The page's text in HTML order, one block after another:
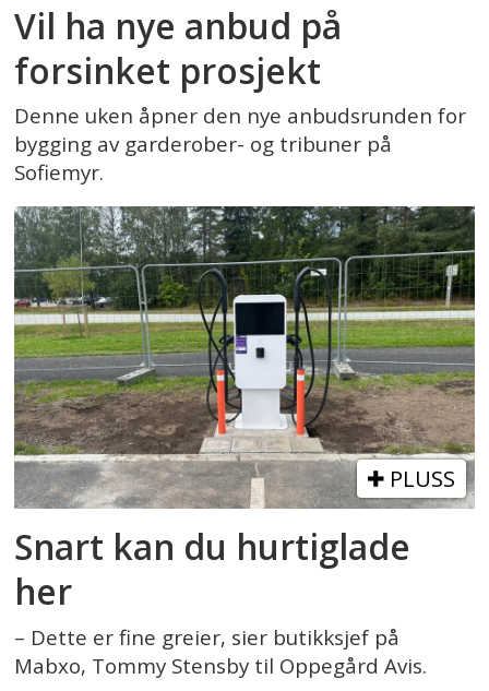
Vil ha nye anbud på
forsinket prosjekt
Denne uken åpner den nye anbudsrunden for
bygging av garderober- og tribuner på
Sofiemyr.
PLUSS
Snart kan du hurtiglade
her
– Dette er fine greier, sier butikksjef på
Mabxo, Tommy Stensby til Oppegård Avis.